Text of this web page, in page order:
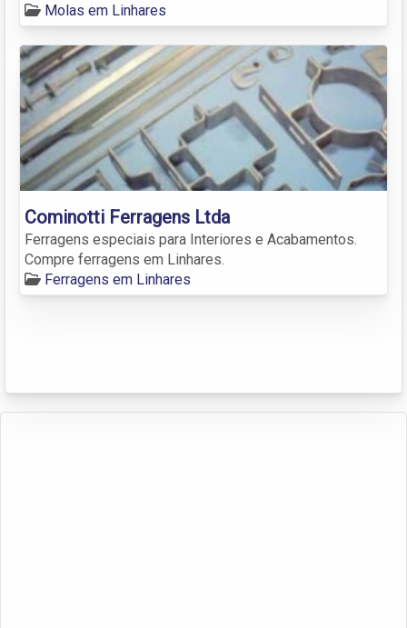
Molas em Linhares
Cominotti Ferragens Ltda
Ferragens especiais para Interiores e Acabamentos.
Compre ferragens em Linhares.
Ferragens em Linhares